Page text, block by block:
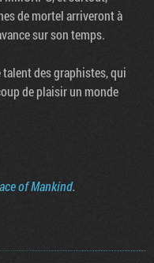
de mortel arriveront à
sur son temps.
des graphistes, qui
de plaisir un monde
of Mankind.